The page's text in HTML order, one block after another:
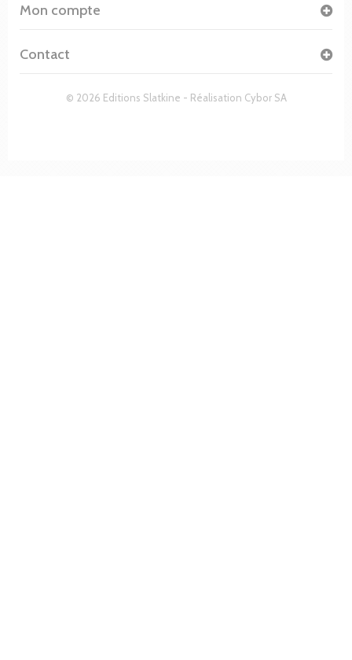
© 2026 Editions Slatkine - Réalisation Cybor SA
Mon compte
Contact